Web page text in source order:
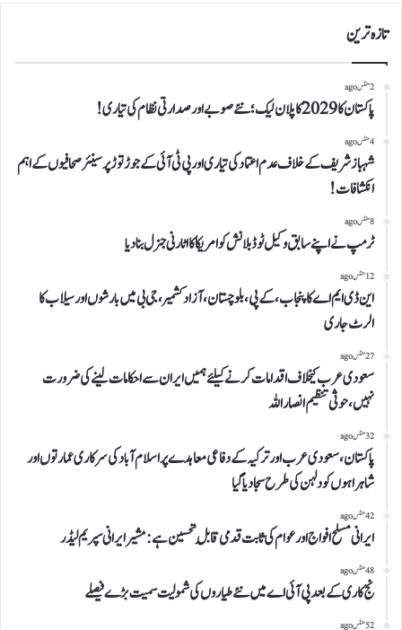
تازہ ترین
2 منٹس ago
پاکستان کا 2029 کا پلان لیک؛ نئے صوبے اور صدارتی نظام کی تیاری!
4 منٹس ago
شہباز شریف کے خلاف عدم اعتماد کی تیاری اور پی ٹی آئی کے جوڑ توڑ پر سینئر صحافیوں کےاہم
انکشافات!
8 منٹس ago
ٹرمپ نے اپنے سابق وکیل ٹوڈ بلانش کو امریکا کا اٹارنی جنرل بنا دیا
12 منٹس ago
این ڈی ایم اے کاپنجاب، کے پی،بلوچستان، آزاد کشمیر، جی بی میں بارشوں اور سیلاب کا
الرٹ جاری
27 منٹس ago
سعودی عرب کیخلاف اقدامات کرنے کیلئے ہمیں ایران سے احکامات لینے کی ضرورت
نہیں،حوثی تنظیم انصاراللہ
32 منٹس ago
پاکستان،سعودی عرب اور ترکیہ کے دفاعی معاہدے پراسلام آباد کی سرکاری عمارتوں اور
شاہراہوں کودلہن کی طرح سجا دیا گیا
42 منٹس ago
ایرانی مسلح افواج اورعوام کی ثابت قدمی قابلِ تحسین ہے: مشیر ایرانی سپریم لیڈر
48 منٹس ago
نج کاری کے بعد پی آئی اے میں نئے طیاروں کی شمولیت سمیت بڑے فیصلے
52 منٹس ago